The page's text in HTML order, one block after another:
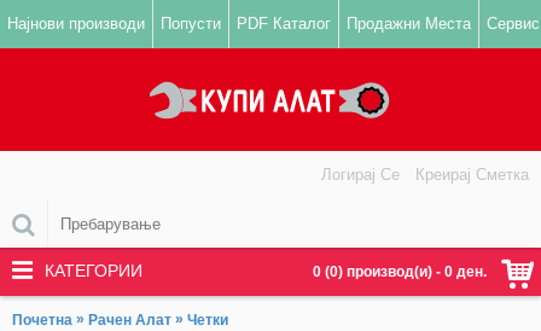
Најнови производи Попусти PDF Каталог Продажни Места Сервис
0 (0) производ(и) - 0 ден.
Логирај Се Креирај Сметка
КАТЕГОРИИ
Почетна » Рачен Алат » Четки